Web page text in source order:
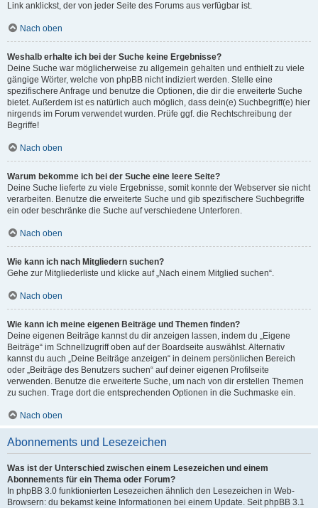
Link anklickst, der von jeder Seite des Forums aus verfügbar ist.
Nach oben
Weshalb erhalte ich bei der Suche keine Ergebnisse?
Deine Suche war möglicherweise zu allgemein gehalten und enthielt zu viele
gängige Wörter, welche von phpBB nicht indiziert werden. Stelle eine
spezifischere Anfrage und benutze die Optionen, die dir die erweiterte Suche
bietet. Außerdem ist es natürlich auch möglich, dass dein(e) Suchbegriff(e) hier
nirgends im Forum verwendet wurden. Prüfe ggf. die Rechtschreibung der
Begriffe!
Nach oben
Warum bekomme ich bei der Suche eine leere Seite?
Deine Suche lieferte zu viele Ergebnisse, somit konnte der Webserver sie nicht
verarbeiten. Benutze die erweiterte Suche und gib spezifischere Suchbegriffe
ein oder beschränke die Suche auf verschiedene Unterforen.
Nach oben
Wie kann ich nach Mitgliedern suchen?
Gehe zur Mitgliederliste und klicke auf „Nach einem Mitglied suchen“.
Nach oben
Wie kann ich meine eigenen Beiträge und Themen finden?
Deine eigenen Beiträge kannst du dir anzeigen lassen, indem du „Eigene
Beiträge“ im Schnellzugriff oben auf der Boardseite auswählst. Alternativ
kannst du auch „Deine Beiträge anzeigen“ in deinem persönlichen Bereich
oder „Beiträge des Benutzers suchen“ auf deiner eigenen Profilseite
verwenden. Benutze die erweiterte Suche, um nach von dir erstellen Themen
zu suchen. Trage dort die entsprechenden Optionen in die Suchmaske ein.
Nach oben
Abonnements und Lesezeichen
Was ist der Unterschied zwischen einem Lesezeichen und einem
Abonnements für ein Thema oder Forum?
In phpBB 3.0 funktionierten Lesezeichen ähnlich den Lesezeichen in Web-
Browsern: du bekamst keine Informationen bei einem Update. Seit phpBB 3.1